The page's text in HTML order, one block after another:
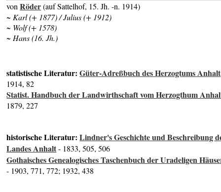
vonRöder(auf Sattelhof, 15. Jh. -n. 1914)
~ Karl (+ 1877) / Julius (+ 1912)
~ Wolf (+ 1578)
~ Hans (16. Jh.)
statistische Literatur:Güter-Adreßbuch des Herzogtums Anhalt
1914, 82
Statist. Handbuch der Landwirthschaft vom Herzogthum
1879, 227
historische Literatur:Lindner's Geschichte und Beschreibung
Landes Anhalt- 1833, 505, 506
Gothaisches Genealogisches Taschenbuch der Uradeligen
- 1903, 771, 772; 1932, 438